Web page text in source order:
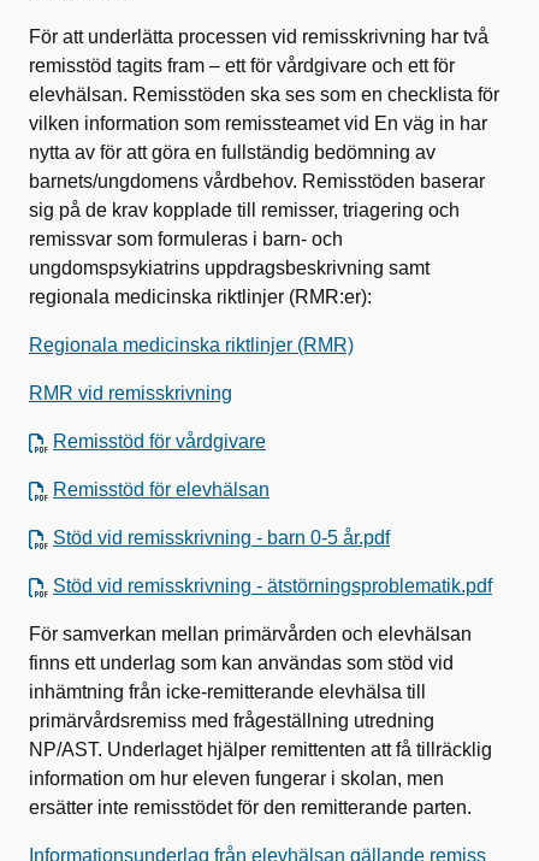
För att underlätta processen vid remisskrivning har två
remisstöd tagits fram – ett för vårdgivare och ett för
elevhälsan. Remisstöden ska ses som en checklista för
vilken information som remissteamet vid En väg in har
nytta av för att göra en fullständig bedömning av
barnets/ungdomens vårdbehov. Remisstöden baserar
sig på de krav kopplade till remisser, triagering och
remissvar som formuleras i barn- och
ungdomspsykiatrins uppdragsbeskrivning samt
regionala medicinska riktlinjer (RMR:er):
Regionala medicinska riktlinjer (RMR)
RMR vid remisskrivning
Remisstöd för vårdgivare
Remisstöd för elevhälsan
Stöd vid remisskrivning - barn 0-5 år.pdf
Stöd vid remisskrivning - ätstörningsproblematik.pdf
För samverkan mellan primärvården och elevhälsan
finns ett underlag som kan användas som stöd vid
inhämtning från icke-remitterande elevhälsa till
primärvårdsremiss med frågeställning utredning
NP/AST. Underlaget hjälper remittenten att få tillräcklig
information om hur eleven fungerar i skolan, men
ersätter inte remisstödet för den remitterande parten.
Informationsunderlag från elevhälsan gällande remiss